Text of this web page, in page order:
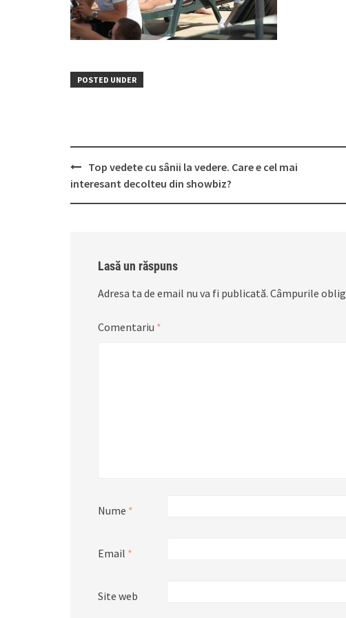
POSTED UNDER
Post
navigation
Top vedete cu sânii la vedere. Care e cel mai
interesant decolteu din showbiz?
Lasă un răspuns
Adresa ta de email nu va fi publicată. Câmpurile
Comentariu *
Nume *
Email *
Site web